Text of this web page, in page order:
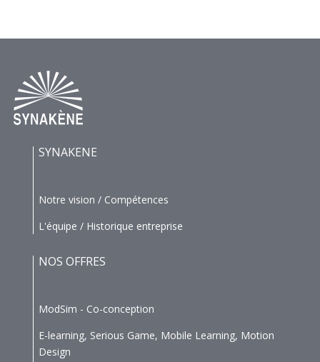
SYNAKENE
Notre vision / Compétences
L'équipe / Historique entreprise
NOS OFFRES
ModSim - Co-conception
E-learning, Serious Game, Mobile Learning, Motion
Design